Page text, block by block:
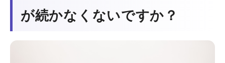
が続かなくないですか？